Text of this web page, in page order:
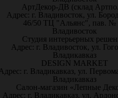
АртДекор-ДВ (склад
Адрес: г. Владивосток, ул.
46/50 ТЦ "Альянс", пав. №
Владивосток
Студия интерьерных
Адрес: г. Владивосток, ул.
Владикавказ
DESIGN MARKET
г. Владикавказ, ул.
Владикавказ
Салон-магазин «Лепные
Адрес: г. Владикавказ, ул.